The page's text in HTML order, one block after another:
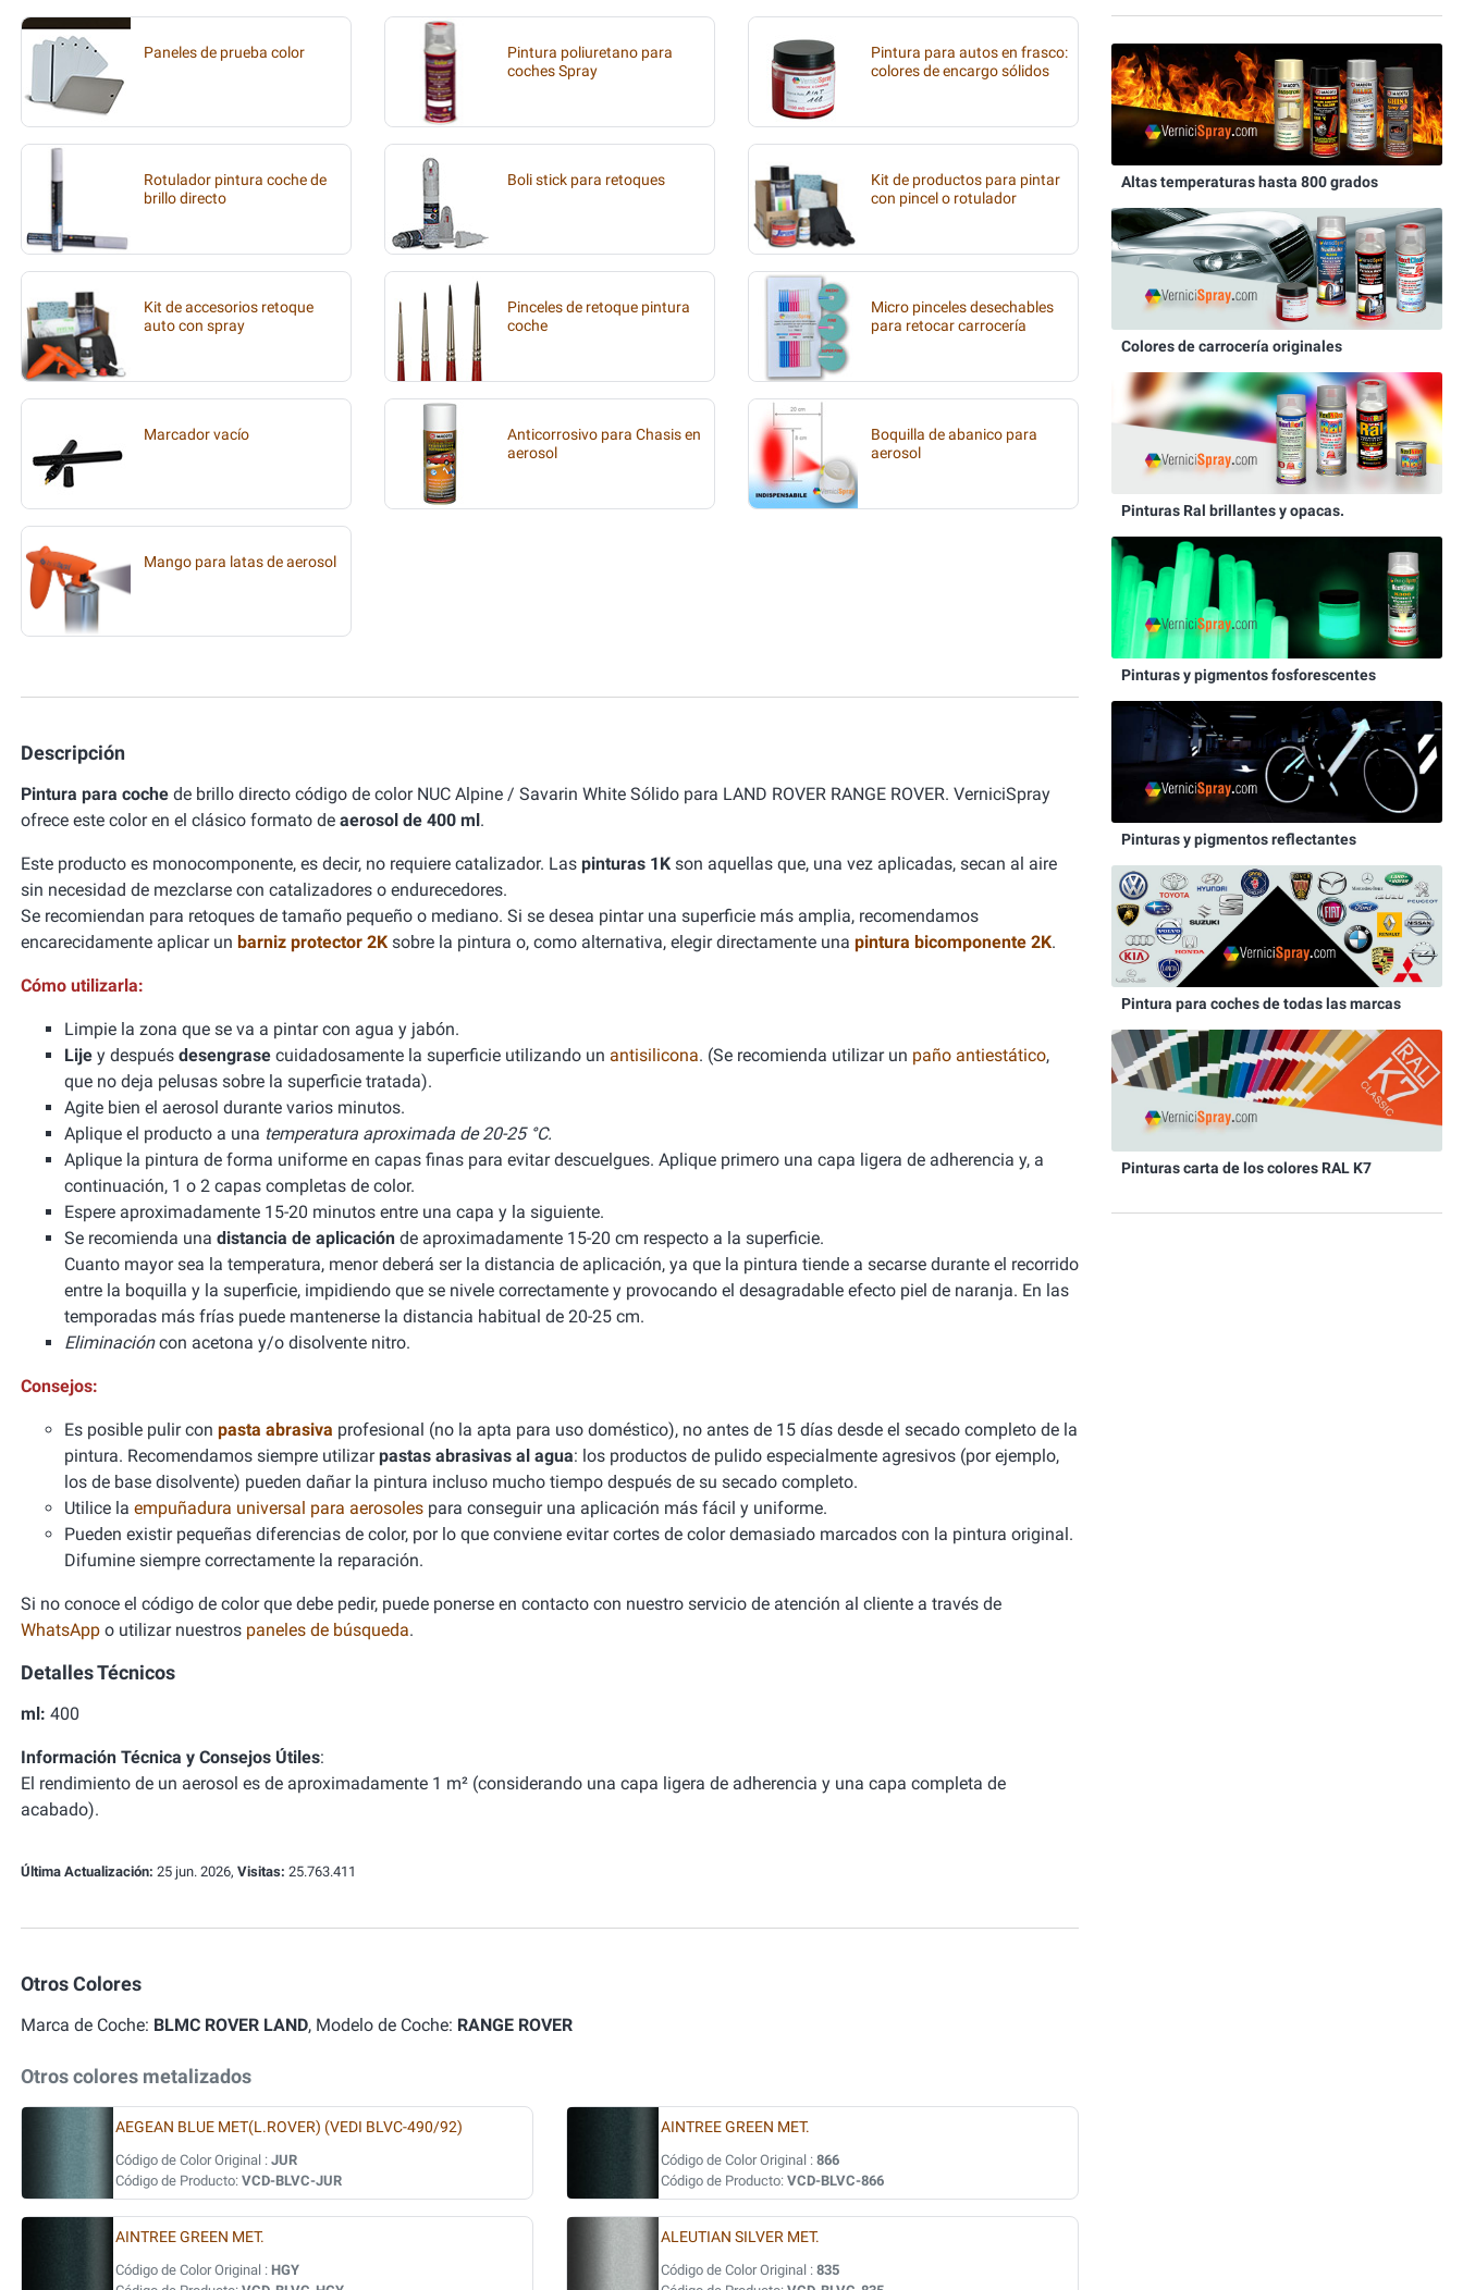
Paneles de prueba color
Pintura poliuretano para
coches Spray
Pintura para autos en frasco:
colores de encargo sólidos
Rotulador pintura coche de
brillo directo
Boli stick para retoques
Kit de productos para pintar
con pincel o rotulador
Kit de accesorios retoque
auto con spray
Pinceles de retoque pintura
coche
Micro pinceles desechables
para retocar carrocería
Marcador vacío
Anticorrosivo para Chasis en
aerosol
Boquilla de abanico para
aerosol
Mango para latas de aerosol
Descripción
Pintura para coche de brillo directo código de color NUC Alpine / Savarin White Sólido para LAND ROVER RANGE ROVER. VerniciSpray
ofrece este color en el clásico formato de aerosol de 400 ml.
Este producto es monocomponente, es decir, no requiere catalizador. Las pinturas 1K son aquellas que, una vez aplicadas, secan al aire
sin necesidad de mezclarse con catalizadores o endurecedores.
Se recomiendan para retoques de tamaño pequeño o mediano. Si se desea pintar una superficie más amplia, recomendamos
encarecidamente aplicar un barniz protector 2K sobre la pintura o, como alternativa, elegir directamente una pintura bicomponente 2K.
Cómo utilizarla:
Limpie la zona que se va a pintar con agua y jabón.
Lije y después desengrase cuidadosamente la superficie utilizando un antisilicona. (Se recomienda utilizar un paño antiestático,
que no deja pelusas sobre la superficie tratada).
Agite bien el aerosol durante varios minutos.
Aplique el producto a una temperatura aproximada de 20-25 °C.
Aplique la pintura de forma uniforme en capas finas para evitar descuelgues. Aplique primero una capa ligera de adherencia y, a
continuación, 1 o 2 capas completas de color.
Espere aproximadamente 15-20 minutos entre una capa y la siguiente.
Se recomienda una distancia de aplicación de aproximadamente 15-20 cm respecto a la superficie.
Cuanto mayor sea la temperatura, menor deberá ser la distancia de aplicación, ya que la pintura tiende a secarse durante el recorrido
entre la boquilla y la superficie, impidiendo que se nivele correctamente y provocando el desagradable efecto piel de naranja. En las
temporadas más frías puede mantenerse la distancia habitual de 20-25 cm.
Eliminacióncon acetona y/o disolvente nitro.
Consejos:
Es posible pulir con pasta abrasiva profesional (no la apta para uso doméstico), no antes de 15 días desde el secado completo de la
pintura. Recomendamos siempre utilizarpastas abrasivas al agua: los productos de pulido especialmente agresivos (por ejemplo,
los de base disolvente) pueden dañar la pintura incluso mucho tiempo después de su secado completo.
Utilice la empuñadura universal para aerosoles para conseguir una aplicación más fácil y uniforme.
Pueden existir pequeñas diferencias de color, por lo que conviene evitar cortes de color demasiado marcados con la pintura original.
Difumine siempre correctamente la reparación.
Si no conoce el código de color que debe pedir, puede ponerse en contacto con nuestro servicio de atención al cliente a través de
WhatsApp o utilizar nuestros paneles de búsqueda.
Detalles Técnicos
ml: 400
Información Técnica y Consejos Útiles:
El rendimiento de un aerosol es de aproximadamente 1 m² (considerando una capa ligera de adherencia y una capa completa de
acabado).
Última Actualización: 25 jun. 2026, Visitas: 25.763.411
Otros Colores
Marca de Coche: BLMC ROVER LAND, Modelo de Coche: RANGE ROVER
Otros colores metalizados
AEGEAN BLUE MET(L.ROVER) (VEDI BLVC-490/92)
Código de Color Original : JUR
Código de Producto: VCD-BLVC-JUR
AINTREE GREEN MET.
Código de Color Original : 866
Código de Producto: VCD-BLVC-866
AINTREE GREEN MET.
Código de Color Original : HGY
ALEUTIAN SILVER MET.
Código de Color Original : 835
Altas temperaturas hasta 800 grados
Colores de carrocería originales
Pinturas Ral brillantes y opacas.
Pinturas y pigmentos fosforescentes
Pinturas y pigmentos reflectantes
Pintura para coches de todas las marcas
Pinturas carta de los colores RAL K7